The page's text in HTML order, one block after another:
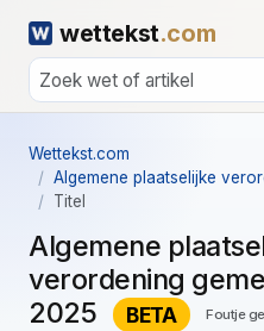
wettekst.com
Wettekst.com
Algemene plaatselijke
Titel
Algemene
verordening
2025
BETA Foutje